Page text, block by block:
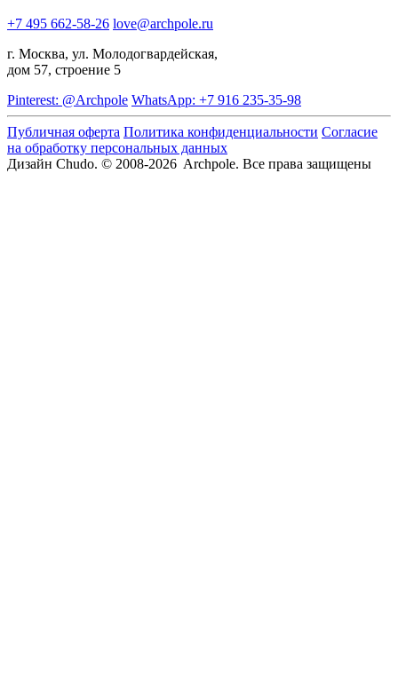
+7 495 662-58-26 love@archpole.ru
г. Москва, ул. Молодогвардейская,
дом 57, строение 5
Pinterest: @Archpole WhatsApp: +7 916 235-35-98
Публичная оферта Политика конфиденциальности Согласие
на обработку персональных данных
Дизайн Chudo. © 2008-2026 Archpole. Все права защищены